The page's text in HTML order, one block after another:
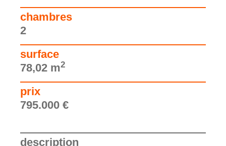
chambres
2
surface
78,02 m2
prix
795.000 €
description